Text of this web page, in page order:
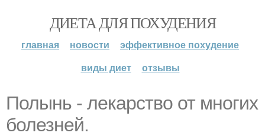
ДИЕТА ДЛЯ ПОХУДЕНИЯ
главная новости
эффективное похудение
виды диет
отзывы
Полынь - лекарство от многих
болезней.